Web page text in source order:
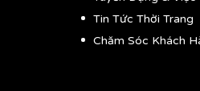
Tin Tức Thời Trang
Chăm Sóc Khách